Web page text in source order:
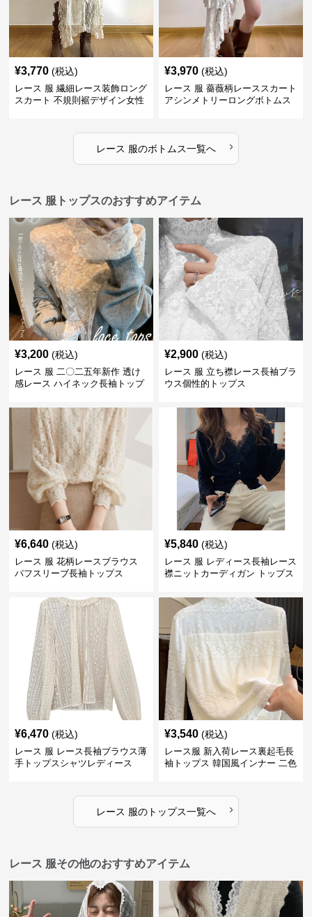
¥3,770 (税込)
レース 服 繊細レース装飾ロング
スカート 不規則裾デザイン女性
¥3,970 (税込)
レース 服 薔薇柄レーススカート
アシンメトリーロングボトムス
レース 服のボトムス一覧へ ›
レース 服トップスのおすすめアイテム
¥3,200 (税込)
レース 服 二〇二五年新作 透け
感レース ハイネック長袖トップ
¥2,900 (税込)
レース 服 立ち襟レース長袖ブラ
ウス個性的トップス
¥6,640 (税込)
レース 服 花柄レースブラウス
パフスリーブ長袖トップス
¥5,840 (税込)
レース 服 レディース長袖レース
襟ニットカーディガン トップス
¥6,470 (税込)
レース 服 レース長袖ブラウス薄
手トップスシャツレディース
¥3,540 (税込)
レース服 新入荷レース裏起毛長
袖トップス 韓国風インナー 二色
レース 服のトップス一覧へ ›
レース 服その他のおすすめアイテム